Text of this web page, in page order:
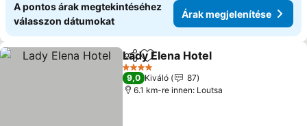
A pontos árak megtekintéséhez
válasszon dátumokat
Árak megjelenítése
Megosztás
Hozzáadás a kedvencekhez
Lady Elena Hotel
4 Kategória
9,0 Kiváló
87
6.1 km-re innen: Loutsa